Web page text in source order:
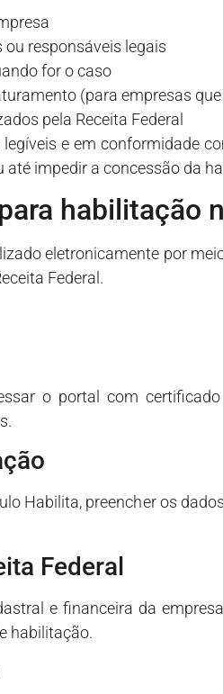
responsáveis legais
for o caso
(para empresas
pela Receita Federal
e em conformidade
até impedir a concessão da
habilitação
eletronicamente por
Federal.
o portal com
Habilita, preencher os
Federal
e financeira da
habilitação.